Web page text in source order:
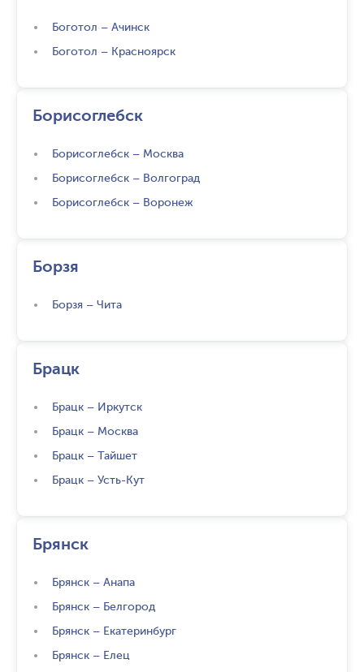
Боготол – Ачинск
Боготол – Красноярск
Борисоглебск
Борисоглебск – Москва
Борисоглебск – Волгоград
Борисоглебск – Воронеж
Борзя
Борзя – Чита
Брацк
Брацк – Иркутск
Брацк – Москва
Брацк – Тайшет
Брацк – Усть-Кут
Брянск
Брянск – Анапа
Брянск – Белгород
Брянск – Екатеринбург
Брянск – Елец